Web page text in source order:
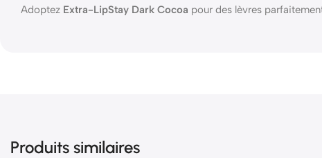
Adoptez Extra-LipStay Dark Cocoa pour des lèvres
Produits similaires